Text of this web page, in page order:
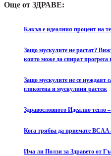
Още от ЗДРАВЕ:
Какъв е идеалния процент на
Защо мускулите не растат?
които може да спират прогреса
Защо мускулите не се нуждаят
гликогена и мускулния растеж
Здравословното Идеално тегло
Кога трябва да приемате
Има ли Ползи за Здравето от